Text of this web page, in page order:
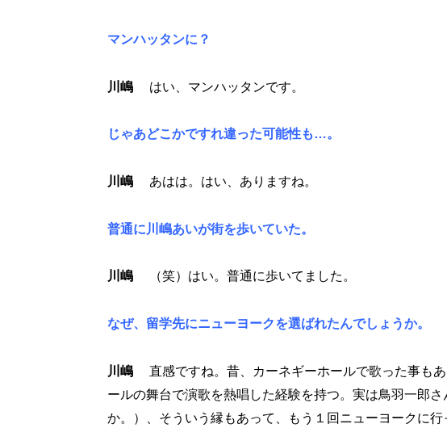
マンハッタンに？
川嶋 はい、マンハッタンです。
じゃあどこかですれ違った可能性も…。
川嶋 あはは。はい、ありますね。
普通に川嶋あいが街を歩いていた。
川嶋 （笑）はい。普通に歩いてました。
なぜ、留学先にニューヨークを選ばれたんでしょうか。
川嶋 直感ですね。昔、カーネギーホールで歌った事も
ールの舞台で演歌を熱唱した経験を持つ。実は鳥羽一郎
か。）、そういう縁もあって、もう１回ニューヨークに行